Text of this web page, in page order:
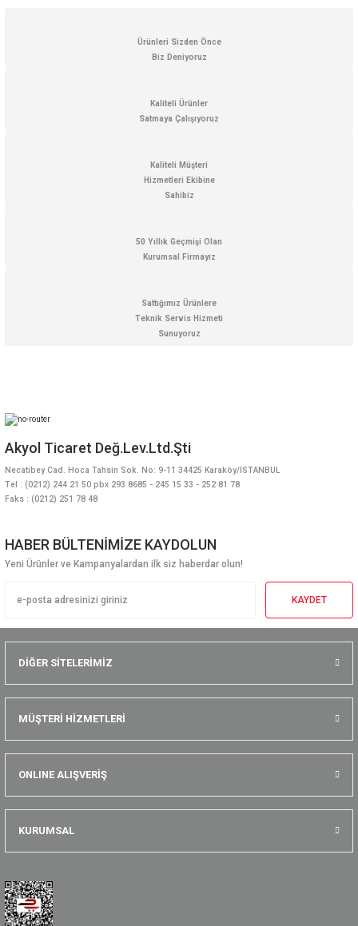
Ürünleri Sizden Önce
Biz Deniyoruz
Kaliteli Ürünler
Satmaya Çalışıyoruz
Kaliteli Müşteri
Hizmetleri Ekibine
Sahibiz
50 Yıllık Geçmişi Olan
Kurumsal Firmayız
Sattığımız Ürünlere
Teknik Servis Hizmeti
Sunuyoruz
Akyol Ticaret Değ.Lev.Ltd.Şti
Necatibey Cad. Hoca Tahsin Sok. No: 9-11 34425 Karaköy/İSTANBUL
Tel : (0212) 244 21 50 pbx 293 8685 - 245 15 33 - 252 81 78
Faks : (0212) 251 78 48
HABER BÜLTENİMİZE KAYDOLUN
Yeni Ürünler ve Kampanyalardan ilk siz haberdar olun!
KAYDET
DİĞER SİTELERİMİZ
MÜŞTERİ HİZMETLERİ
ONLINE ALIŞVERİŞ
KURUMSAL